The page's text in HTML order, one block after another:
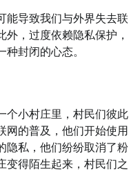
能导致我们与外界失去联
，过度依赖隐私保护，
封闭的心态。
个小村庄里，村民们彼此
网的普及，他们开始使用
隐私，他们纷纷取消了粉
变得陌生起来，村民们之